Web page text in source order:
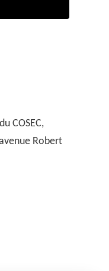
COSEC,
Robert